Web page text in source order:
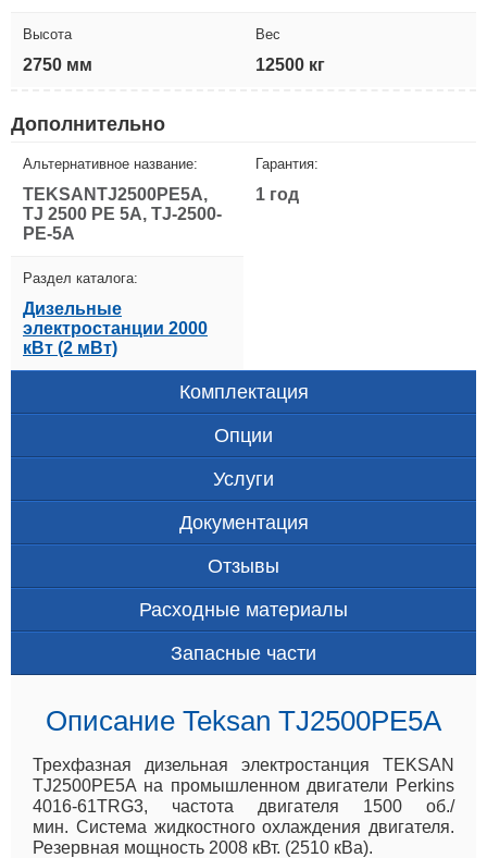
Высота
2750 мм
Вес
12500 кг
Дополнительно
Альтернативное название:
TEKSANTJ2500PE5A,
TJ 2500 PE 5A, TJ-2500-
PE-5A
Гарантия:
1 год
Раздел каталога:
Дизельные
электростанции 2000
кВт (2 мВт)
Комплектация
Опции
Услуги
Документация
Отзывы
Расходные материалы
Запасные части
Описание Teksan TJ2500PE5A
Трехфазная дизельная электростанция TEKSAN
TJ2500PE5A на промышленном двигатели Perkins
4016-61TRG3, частота двигателя 1500 об./
мин. Система жидкостного охлаждения двигателя.
Резервная мощность 2008 кВт. (2510 кВа).